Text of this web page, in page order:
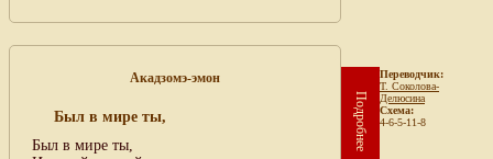
Акадзомэ-эмон
Был в мире ты,
Был в мире ты,
Подробнее
Переводчик:
Т. Соколова-
Делюсина
Схема:
4-6-5-11-8